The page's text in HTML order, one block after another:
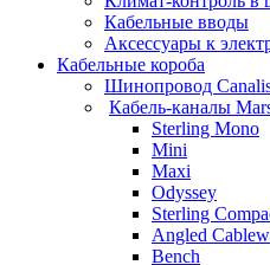
Кабельные вводы
Аксессуары к
Кабельные короба
Шинопровод
Кабель-каналы
Sterling Mono
Mini
Maxi
Odyssey
Sterling
Angled
Bench